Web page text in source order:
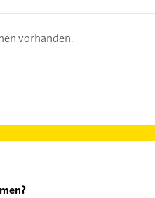
vorhanden.